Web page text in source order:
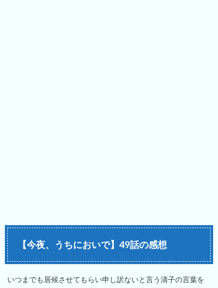
【今夜、うちにおいで】49話の感想
いつまでも居候させてもらい申し訳ないと言う清子の言葉を